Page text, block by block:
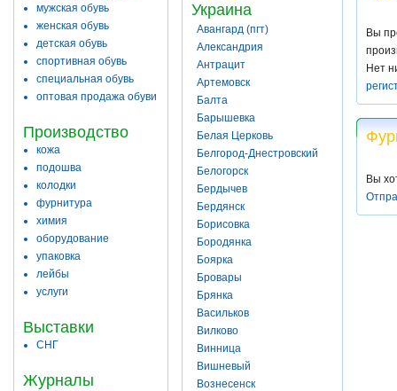
мужская обувь
женская обувь
детская обувь
спортивная обувь
специальная обувь
оптовая продажа обуви
Производство
кожа
подошва
колодки
фурнитура
химия
оборудование
упаковка
лейбы
услуги
Выставки
СНГ
Журналы
Украина
Авангард (пгт)
Александрия
Антрацит
Артемовск
Балта
Барышевка
Белая Церковь
Белгород-Днестровский
Белогорск
Бердычев
Бердянск
Борисовка
Бородянка
Боярка
Бровары
Брянка
Васильков
Вилково
Винница
Вишневый
Вознесенск
Вы
Нет
Вы